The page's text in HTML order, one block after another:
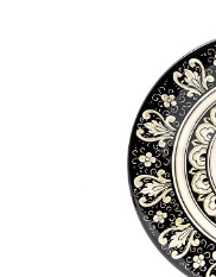
opzioni
possono
essere
scelte
nella
pagina
del
prodotto